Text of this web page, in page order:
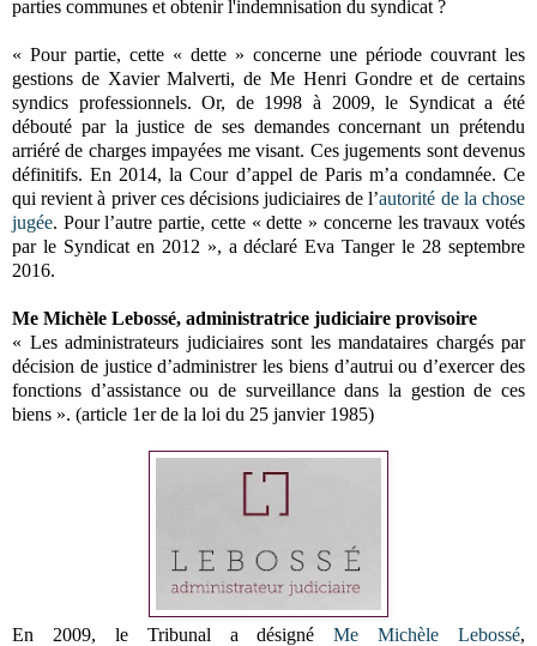
parties communes et obtenir l'indemnisation du syndicat ?
« Pour partie, cette « dette » concerne une période couvrant les
gestions de Xavier Malverti, de Me Henri Gondre et de certains
syndics professionnels. Or, de 1998 à 2009, le Syndicat a été
débouté par la justice de ses demandes concernant un prétendu
arriéré de charges impayées me visant. Ces jugements sont devenus
définitifs. En 2014, la Cour d’appel de Paris m’a condamnée. Ce
qui revient à priver ces décisions judiciaires de l’autorité de la chose
jugée. Pour l’autre partie, cette « dette » concerne les travaux votés
par le Syndicat en 2012 », a déclaré Eva Tanger le 28 septembre
2016.
Me Michèle Lebossé, administratrice judiciaire provisoire
« Les administrateurs judiciaires sont les mandataires chargés par
décision de justice d’administrer les biens d’autrui ou d’exercer des
fonctions d’assistance ou de surveillance dans la gestion de ces
biens ». (article 1er de la loi du 25 janvier 1985)
En 2009, le Tribunal a désignéMe Michèle Lebossé,